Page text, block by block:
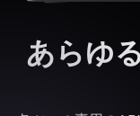
あらゆ